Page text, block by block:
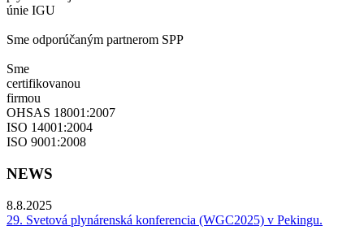
únie IGU
Sme odporúčaným partnerom SPP
Sme
certifikovanou
firmou
OHSAS 18001:2007
ISO 14001:2004
ISO 9001:2008
NEWS
8.8.2025
29. Svetová plynárenská konferencia (WGC2025) v Pekingu.